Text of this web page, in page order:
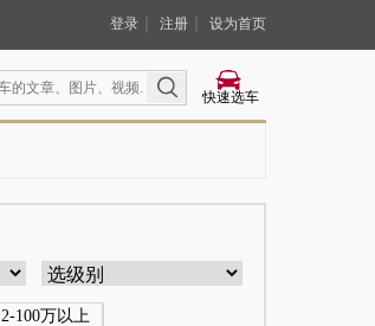
登录 注册 设为首页
快速选车
2-100万以上